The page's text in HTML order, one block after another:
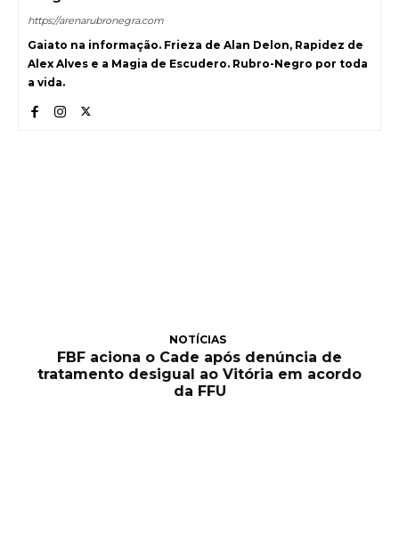
https://arenarubronegra.com
Gaiato na informação. Frieza de Alan Delon, Rapidez de
Alex Alves e a Magia de Escudero. Rubro-Negro por toda
a vida.
NOTÍCIAS
FBF aciona o Cade após denúncia de
tratamento desigual ao Vitória em acordo
da FFU